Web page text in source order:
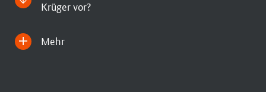
Krüger vor?
Inhalt Mehr